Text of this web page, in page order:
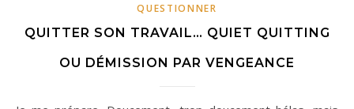
QUESTIONNER
QUITTER SON TRAVAIL… QUIET QUITTING
OU DÉMISSION PAR VENGEANCE